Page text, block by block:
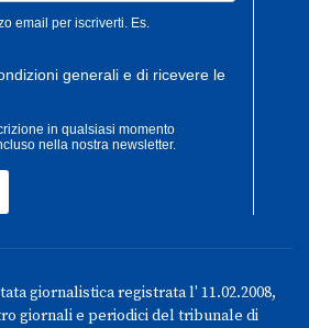
giornalistica registrata l' 11.02.2008,
giornali e periodici del tribunale di